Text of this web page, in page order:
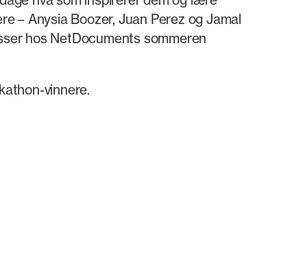
– Anysia Boozer, Juan Perez og Jamal
hos NetDocuments sommeren
vinnere.